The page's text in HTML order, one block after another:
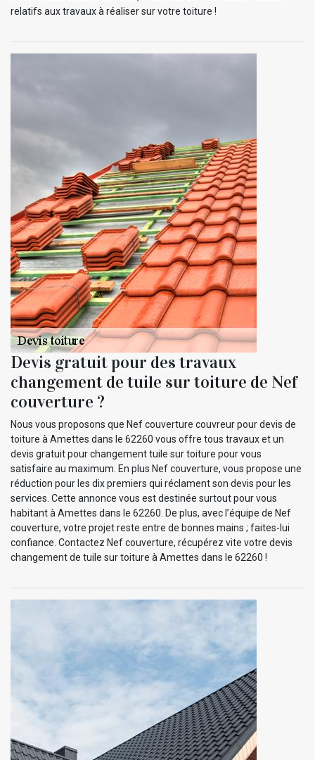
relatifs aux travaux à réaliser sur votre toiture !
Devis gratuit pour des travaux
changement de tuile sur toiture de Nef
couverture ?
Nous vous proposons que Nef couverture couvreur pour devis de
toiture à Amettes dans le 62260 vous offre tous travaux et un
devis gratuit pour changement tuile sur toiture pour vous
satisfaire au maximum. En plus Nef couverture, vous propose une
réduction pour les dix premiers qui réclament son devis pour les
services. Cette annonce vous est destinée surtout pour vous
habitant à Amettes dans le 62260. De plus, avec l’équipe de Nef
couverture, votre projet reste entre de bonnes mains ; faites-lui
confiance. Contactez Nef couverture, récupérez vite votre devis
changement de tuile sur toiture à Amettes dans le 62260 !